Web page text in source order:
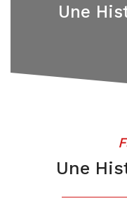
Une
Une